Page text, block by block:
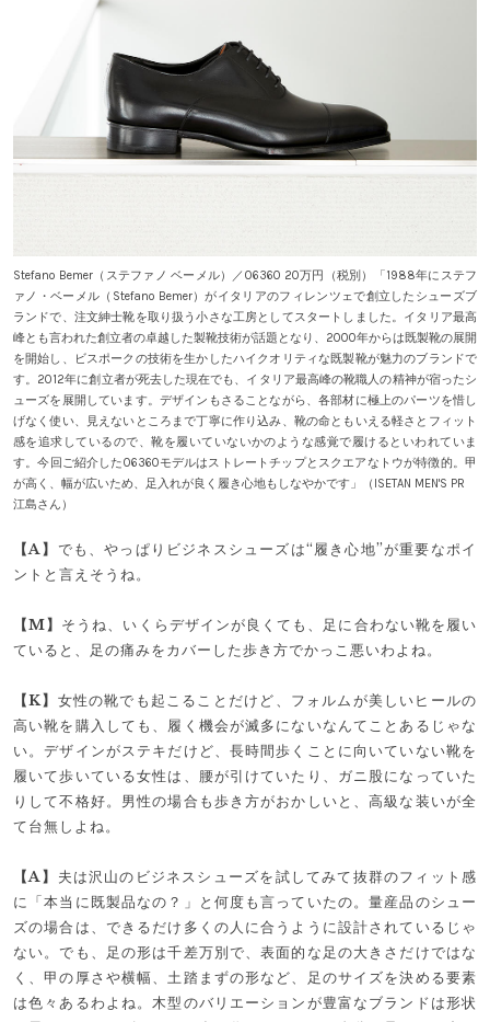
Stefano Bemer（ステファノ ベーメル）／06360 20万円（税別）「1988年にステフ
ァノ・ベーメル（Stefano Bemer）がイタリアのフィレンツェで創立したシューズブ
ランドで、注文紳士靴を取り扱う小さな工房としてスタートしました。イタリア最高
峰とも言われた創立者の卓越した製靴技術が話題となり、2000年からは既製靴の展開
を開始し、ビスポークの技術を生かしたハイクオリティな既製靴が魅力のブランドで
す。2012年に創立者が死去した現在でも、イタリア最高峰の靴職人の精神が宿ったシ
ューズを展開しています。デザインもさることながら、各部材に極上のパーツを惜し
げなく使い、見えないところまで丁寧に作り込み、靴の命ともいえる軽さとフィット
感を追求しているので、靴を履いていないかのような感覚で履けるといわれていま
す。今回ご紹介した06360モデルはストレートチップとスクエアなトウが特徴的。甲
が高く、幅が広いため、足入れが良く履き心地もしなやかです」（ISETAN MEN'S PR
江島さん）
【A】 でも、やっぱりビジネスシューズは“履き心地”が重要なポイ
ントと言えそうね。
【M】 そうね、いくらデザインが良くても、足に合わない靴を履い
ていると、足の痛みをカバーした歩き方でかっこ悪いわよね。
【K】 女性の靴でも起こることだけど、フォルムが美しいヒールの
高い靴を購入しても、履く機会が滅多にないなんてことあるじゃな
い。デザインがステキだけど、長時間歩くことに向いていない靴を
履いて歩いている女性は、腰が引けていたり、ガニ股になっていた
りして不格好。男性の場合も歩き方がおかしいと、高級な装いが全
て台無しよね。
【A】 夫は沢山のビジネスシューズを試してみて抜群のフィット感
に「本当に既製品なの？」と何度も言っていたの。量産品のシュー
ズの場合は、できるだけ多くの人に合うように設計されているじゃ
ない。でも、足の形は千差万別で、表面的な足の大きさだけではな
く、甲の厚さや横幅、土踏まずの形など、足のサイズを決める要素
は色々あるわよね。木型のバリエーションが豊富なブランドは形状